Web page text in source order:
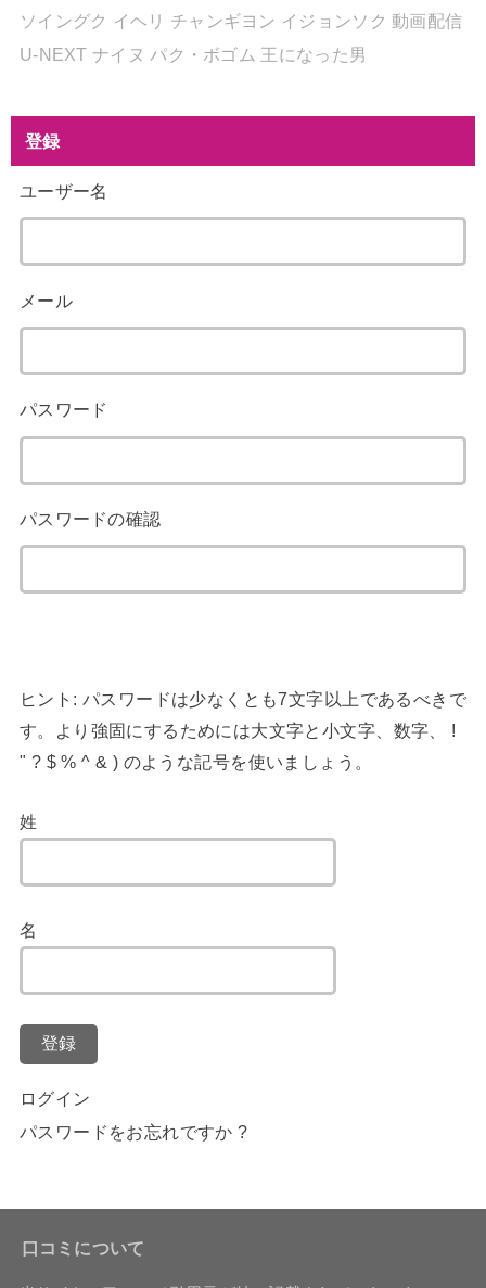
ソイングク イヘリ チャンギヨン イジョンソク 動画配信
U-NEXT ナイヌ パク・ボゴム 王になった男
登録
ユーザー名
メール
パスワード
パスワードの確認
ヒント: パスワードは少なくとも7文字以上であるべきで
す。より強固にするためには大文字と小文字、数字、 !
" ? $ % ^ & ) のような記号を使いましょう。
姓
名
登録
ログイン
パスワードをお忘れですか ?
口コミについて